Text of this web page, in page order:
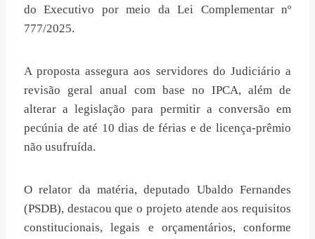
do Executivo por meio da Lei Complementar nº
777/2025.
A proposta assegura aos servidores do Judiciário a
revisão geral anual com base no IPCA, além de
alterar a legislação para permitir a conversão em
pecúnia de até 10 dias de férias e de licença-prêmio
não usufruída.
O relator da matéria, deputado Ubaldo Fernandes
(PSDB), destacou que o projeto atende aos requisitos
constitucionais, legais e orçamentários, conforme